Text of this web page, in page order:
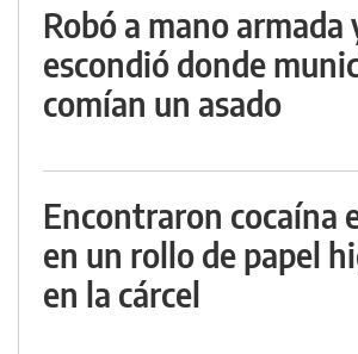
Robó a mano armada
escondió donde
comían un asado
Encontraron cocaína
en un rollo de papel
en la cárcel